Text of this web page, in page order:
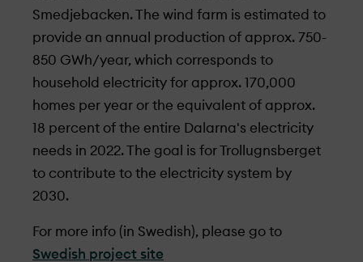
Smedjebacken. The wind farm is estimated to
provide an annual production of approx. 750-
850 GWh/year, which corresponds to
household electricity for approx. 170,000
homes per year or the equivalent of approx.
18 percent of the entire Dalarna's electricity
needs in 2022. The goal is for Trollugnsberget
to contribute to the electricity system by
2030.
For more info (in Swedish), please go to
Swedish project site